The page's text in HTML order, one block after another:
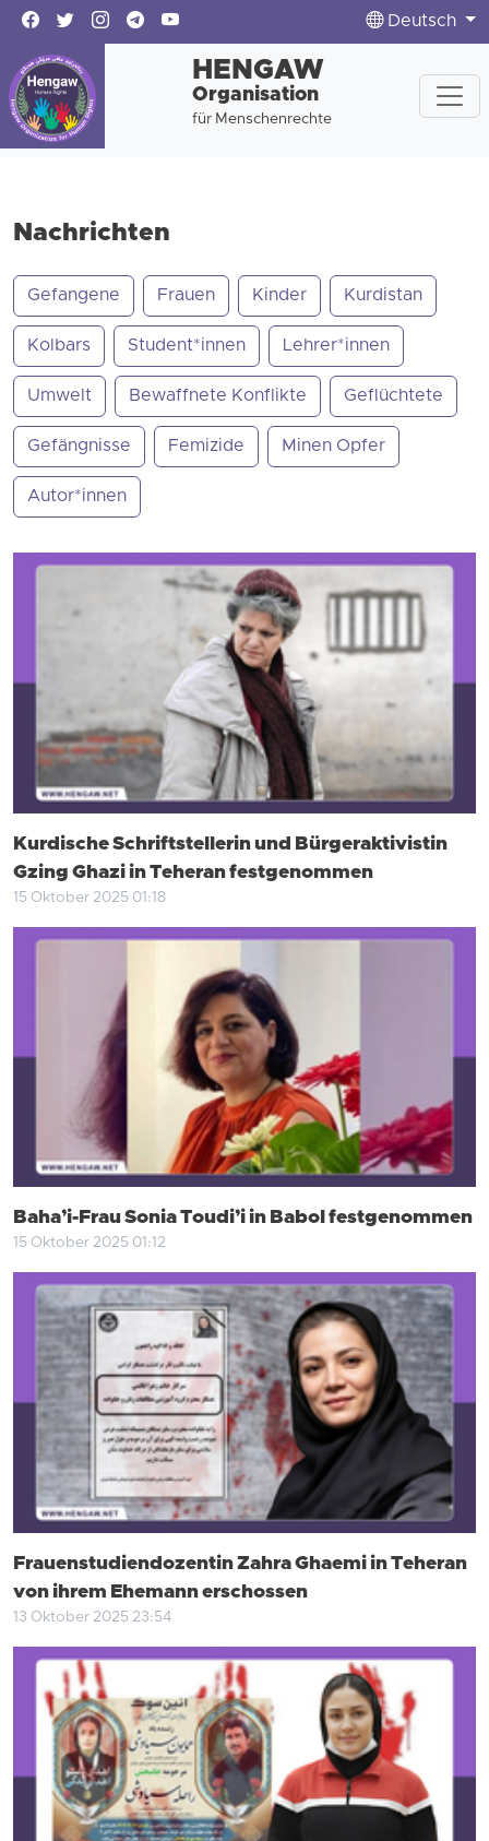
Deutsch
HENGAW
Organisation
für Menschenrechte
Nachrichten
Gefangene Frauen Kinder Kurdistan
Kolbars Student*innen Lehrer*innen
Umwelt Bewaffnete Konflikte Geflüchtete
Gefängnisse Femizide Minen Opfer
Autor*innen
Kurdische Schriftstellerin und Bürgeraktivistin
Gzing Ghazi in Teheran festgenommen
15 Oktober 2025 01:18
Baha’i-Frau Sonia Toudi’i in Babol festgenommen
15 Oktober 2025 01:12
Frauenstudiendozentin Zahra Ghaemi in Teheran
von ihrem Ehemann erschossen
13 Oktober 2025 23:54